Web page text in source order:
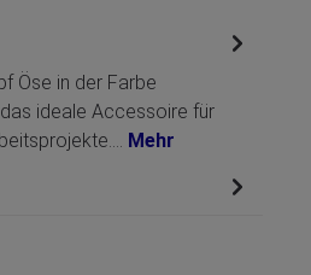
Öse in der Farbe
ideale Accessoire für
Mehr